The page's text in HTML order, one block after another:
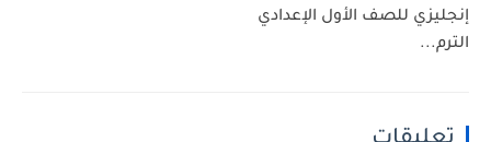
إنجليزي للصف الأول الإعدادي
الترم...